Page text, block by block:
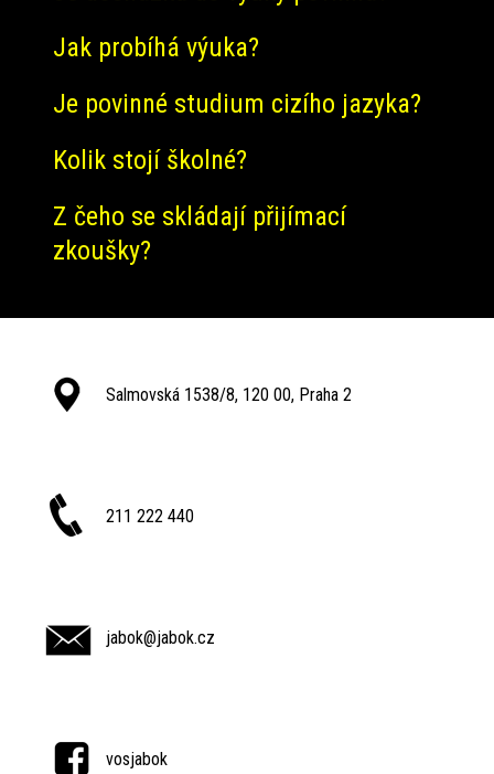
Jak probíhá výuka?
Je povinné studium cizího jazyka?
Kolik stojí školné?
Z čeho se skládají přijímací
zkoušky?
Salmovská 1538/8, 120 00, Praha 2
211 222 440
jabok@jabok.cz
vosjabok